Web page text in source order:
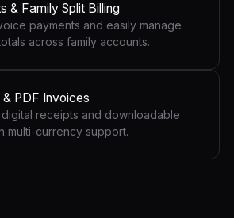
& Family Split Billing
payments and easily manage
across family accounts.
PDF Invoices
digital receipts and downloadable
multi-currency support.